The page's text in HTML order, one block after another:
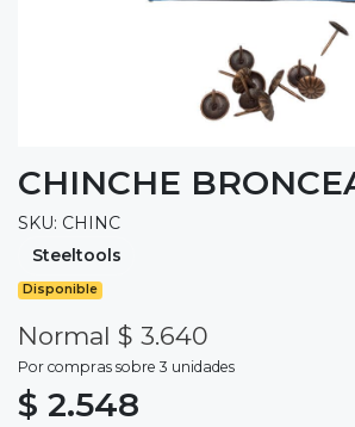
CHINCHE
SKU: CHINC
Steeltools
Disponible
Normal $ 3.640
Por compras sobre 3 unidades
$ 2.548